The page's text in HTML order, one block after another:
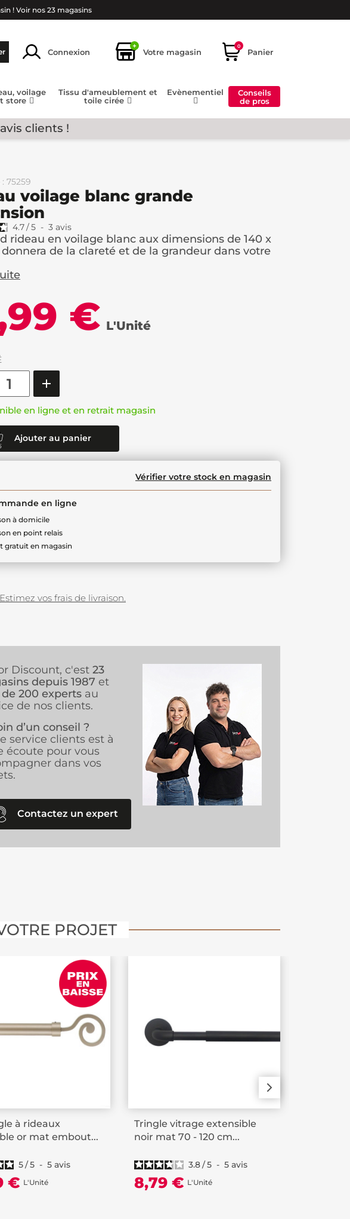
!Voir nos 23 magasins
Connexion
+
Votre magasin
0
Panier
voilage
store
Tissu d'ameublement et
toile cirée
Evènementiel
Conseils
de pros
avis clients !
75259
voilage blanc grande
4.7/5 - 3 avis
rideau en voilage blanc aux dimensions de 140 x
de la clareté et de la grandeur dans votre
€ L'Unité
en ligne et en retrait magasin
Ajouter au panier
Vérifier votre stock en magasin
en ligne
à domicile
en point relais
gratuit en magasin
Estimez vos frais de livraison.
Discount, c'est 23
depuis 1987 et
200 experts au
de nos clients.
d’un conseil ?
service clients est à
écoute pour vous
dans vos
Contactez un expert
PROJET
à rideaux
or mat embout...
5/5 - 5 avis
€ L'Unité
Tringle vitrage extensible
noir mat 70 - 120 cm...
3.8/5 - 5 avis
8,79 € L'Unité